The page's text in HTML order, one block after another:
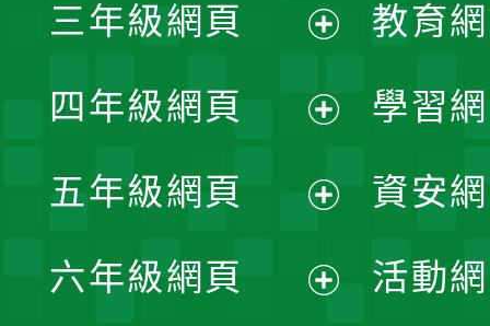
選
單
開
選
單
三年級網頁
開
選
單
四年級網頁
開
選
五年級網頁
開
六年級網頁
教育
學習
資安
活動